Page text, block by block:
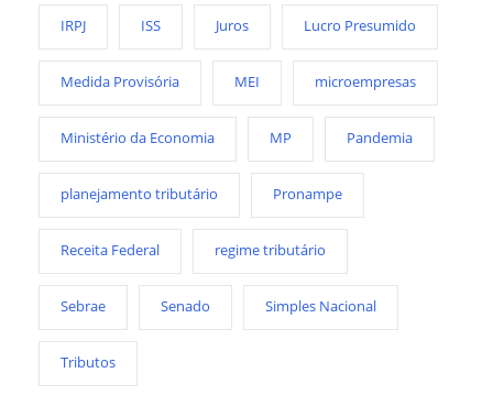
IRPJ ISS Juros Lucro Presumido
Medida Provisória MEI microempresas
Ministério da Economia MP Pandemia
planejamento tributário Pronampe
Receita Federal regime tributário
Sebrae Senado Simples Nacional
Tributos